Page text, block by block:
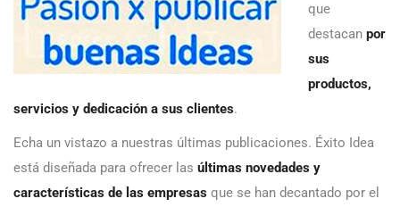
que
destacan por
sus
productos,
servicios y dedicación a sus clientes.
Echa un vistazo a nuestras últimas publicaciones. Éxito Idea
está diseñada para ofrecer las últimas novedades y
características de las empresas que se han decantado por el